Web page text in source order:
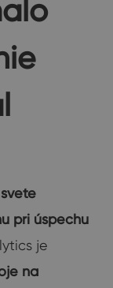
pri úspechu
je
na